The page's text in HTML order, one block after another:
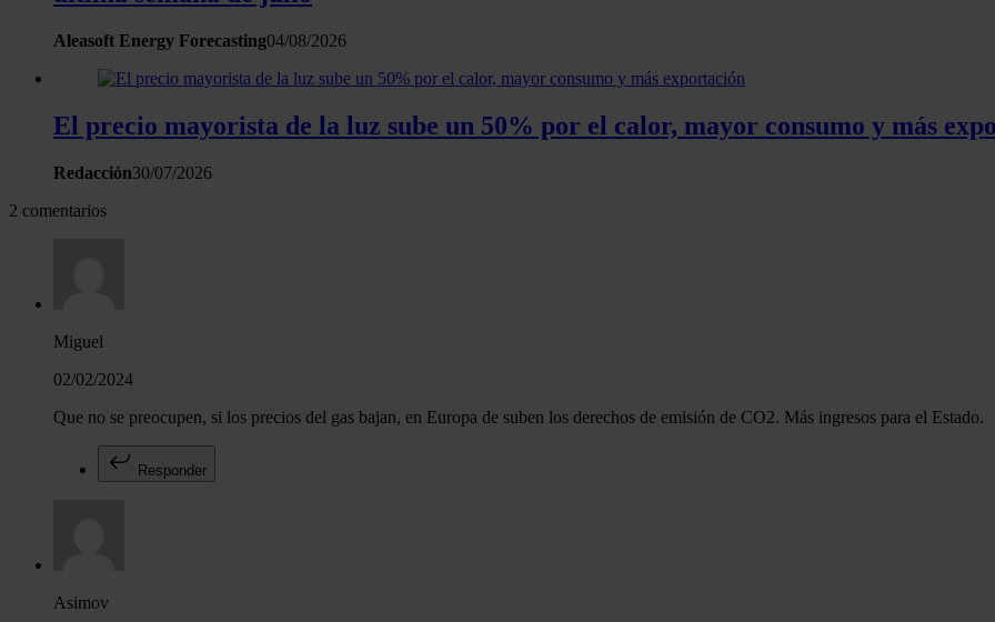
Aleasoft Energy Forecasting04/08/2026
El precio mayorista de la luz sube un 50% por el calor, mayor consumo y más
Redacción30/07/2026
2 comentarios
Miguel
02/02/2024
Que no se preocupen, si los precios del gas bajan, en Europa de suben los derechos de emisión de CO2. Más ingresos para el Estado.
Responder
Asimov